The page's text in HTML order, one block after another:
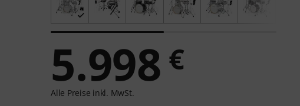
5.998 €
Alle Preise inkl. MwSt.